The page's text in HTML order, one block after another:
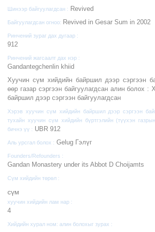
Шинээр байгуулагдсан : Revived
Байгуулагдсан огноо: Revived in Gesar Sum in 2002
Ринчений зураг дах дугаар :
912
Ринчений жагсаалт дах нэр :
Gandantegchenlin khiid
Хуучин сүм хийдийн байршил дээр сэргээн
өөр газар сэргээн байгуулагдсан алин болох :
байршил дээр сэргээн байгуулагдсан
Хэрэв хуучин сүм хийдийн байршил дээр сэргээн
тухайн хуучин сүм хийдийн бүртгэлийн (түүхэн
бичнэ үү : UBR 912
Аль урсгал болох : Gelug Гэлүг
Founders/Refounders :
Gandan Monastery under its Abbot D Choijamts
Сүм хийдийн төрөл :
cүм
хуучин хийдийн лам нар :
4
Хийдийн хурал ном: алин болохыг зурах :